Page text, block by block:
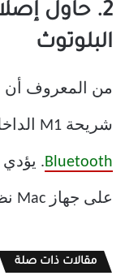
2. حاول
البلوتوث
شريحة M1 الداخلية من Apple ، تعاني من
Bluetooth
.
على جهاز Mac نظرًا لأن اتصال Bluetooth متقطع.
مقالات ذات صلة